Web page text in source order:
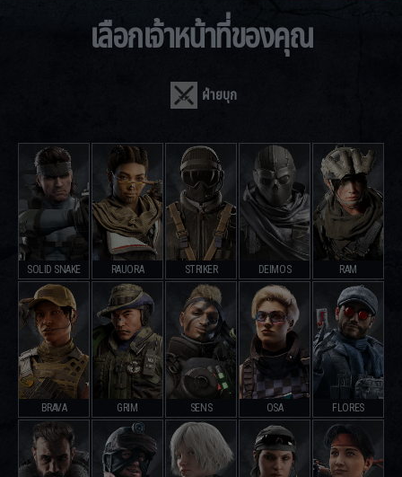
เลือกเจ้าหน้าที่ของคุณ
ฝ่ายบุก
SOLID SNAKE RAUORA STRIKER DEIMOS RAM
BRAVA GRIM SENS OSA FLORES